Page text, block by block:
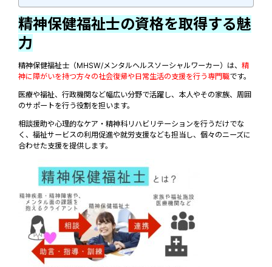
精神保健福祉士の資格を取得する魅
力
精神保健福祉士（MHSW/メンタルヘルスソーシャルワーカー）は、 精
神に障がいを持つ方々の社会復帰や日常生活の支援を行う専門職です。
医療や福祉、行政機関など幅広い分野で活躍し、本人やその家族、周囲
のサポートを行う役割を担います。
相談援助や心理的なケア・精神科リハビリテーションを行うだけでな
く、福祉サービスの利用促進や就労支援なども担当し、個々のニーズに
合わせた支援を提供します。